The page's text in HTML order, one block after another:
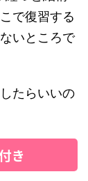
で復習する
いところで
たらいいの
き